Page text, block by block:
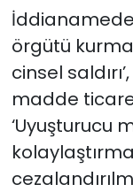
İddianamede
örgütü kurma
cinsel
madde
‘Uyuşturucu